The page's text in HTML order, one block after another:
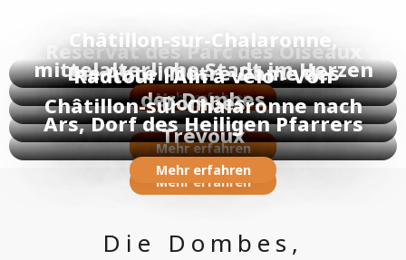
Reservat des Parc des Oiseaux
Mehr erfahren
Châtillon-sur-Chalaronne,
mittelalterliche Stadt im Herzen
der Dombes
Mehr erfahren
Die Abtei Notre-Dame des
Dombes
Mehr erfahren
Radtour l'Ain à vélo - Von
Châtillon-sur-Chalaronne nach
Trévoux
Mehr erfahren
Ars, Dorf des Heiligen Pfarrers
Mehr erfahren
Die Dombes,